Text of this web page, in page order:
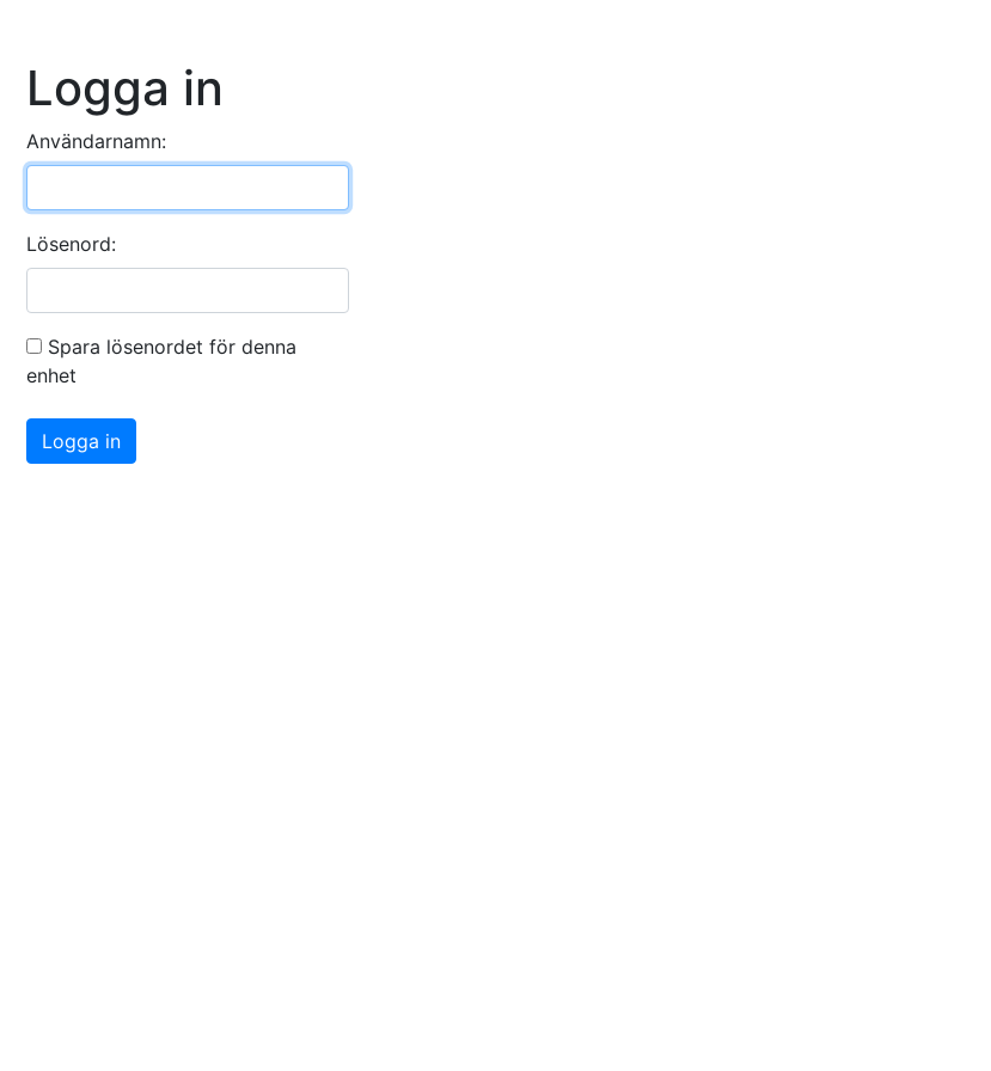
Logga in
Användarnamn:
Lösenord:
Spara lösenordet för denna
enhet
Logga in